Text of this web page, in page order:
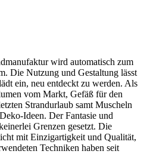
wird automatisch zum
Die Nutzung und Gestaltung lässt
ein, neu entdeckt zu werden. Als
vom Markt, Gefäß für den
Strandurlaub samt Muscheln
Ideen. Der Fantasie und
Grenzen gesetzt. Die
mit Einzigartigkeit und Qualität,
Techniken haben seit